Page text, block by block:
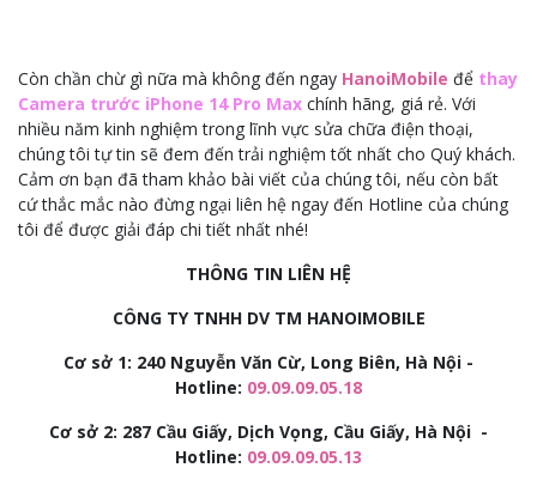
Còn chần chừ gì nữa mà không đến ngay HanoiMobile để thay
Camera trước iPhone 14 Pro Max chính hãng, giá rẻ. Với
nhiều năm kinh nghiệm trong lĩnh vực sửa chữa điện thoại,
chúng tôi tự tin sẽ đem đến trải nghiệm tốt nhất cho Quý khách.
Cảm ơn bạn đã tham khảo bài viết của chúng tôi, nếu còn bất
cứ thắc mắc nào đừng ngại liên hệ ngay đến Hotline của chúng
tôi để được giải đáp chi tiết nhất nhé!
THÔNG TIN LIÊN HỆ
CÔNG TY TNHH DV TM HANOIMOBILE
Cơ sở 1: 240 Nguyễn Văn Cừ, Long Biên, Hà Nội -
Hotline: 09.09.09.05.18
Cơ sở 2: 287 Cầu Giấy, Dịch Vọng, Cầu Giấy, Hà Nội -
Hotline: 09.09.09.05.13